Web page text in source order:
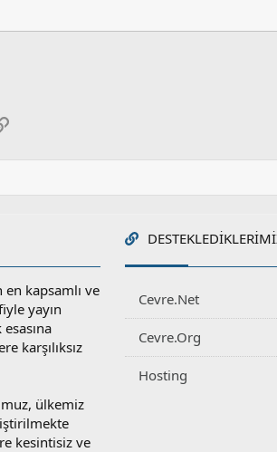
Link
en kapsamlı ve
yayın
karşılıksız
ülkemiz
kesintisiz ve
Cevre.Net
Cevre.Org
Hosting